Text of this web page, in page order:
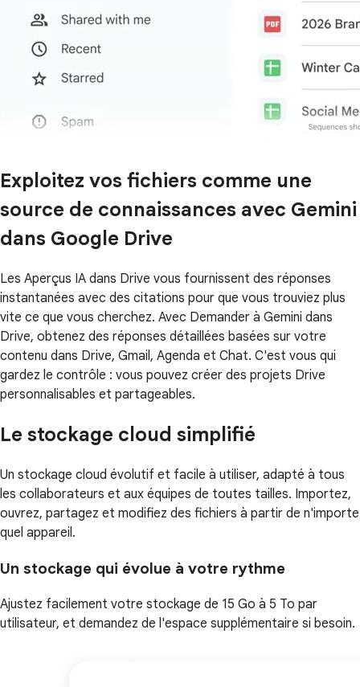
Exploitez vos fichiers comme une
source de connaissances avec Gemini
dans Google Drive
Les Aperçus IA dans Drive vous fournissent des réponses
instantanées avec des citations pour que vous trouviez plus
vite ce que vous cherchez. Avec Demander à Gemini dans
Drive, obtenez des réponses détaillées basées sur votre
contenu dans Drive, Gmail, Agenda et Chat. C'est vous qui
gardez le contrôle : vous pouvez créer des projets Drive
personnalisables et partageables.
Le stockage cloud simplifié
Un stockage cloud évolutif et facile à utiliser, adapté à tous
les collaborateurs et aux équipes de toutes tailles. Importez,
ouvrez, partagez et modifiez des fichiers à partir de n'importe
quel appareil.
Un stockage qui évolue à votre rythme
Ajustez facilement votre stockage de 15 Go à 5 To par
utilisateur, et demandez de l'espace supplémentaire si besoin.